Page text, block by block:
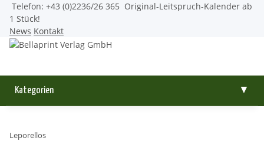
Telefon: +43 (0)2236/26 365 Original-Leitspruch-Kalender ab
1 Stück!
News Kontakt
Kategorien ▼
Leporellos